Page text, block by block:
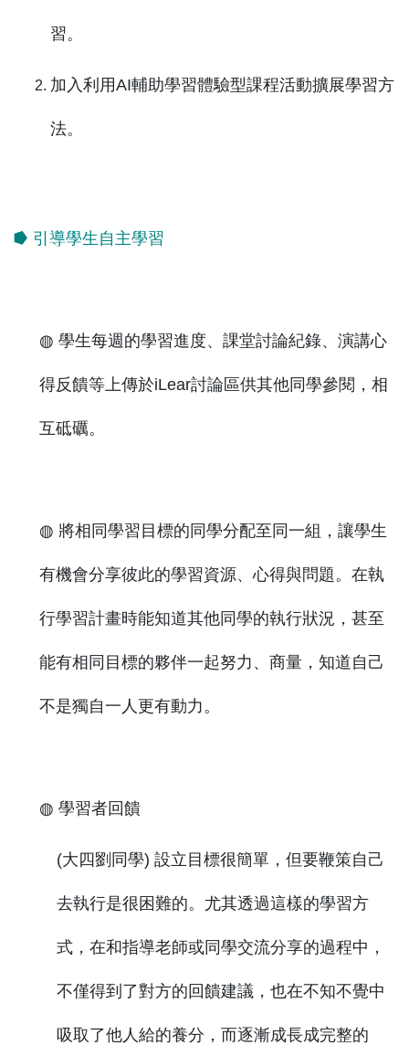
習。
加入利用AI輔助學習體驗型課程活動擴展學習方
法。
⭓ 引導學生自主學習
◍ 學生每週的學習進度、課堂討論紀錄、演講心
得反饋等上傳於iLear討論區供其他同學參閱，相
互砥礪。
◍ 將相同學習目標的同學分配至同一組，讓學生
有機會分享彼此的學習資源、心得與問題。在執
行學習計畫時能知道其他同學的執行狀況，甚至
能有相同目標的夥伴一起努力、商量，知道自己
不是獨自一人更有動力。
◍ 學習者回饋
(大四劉同學) 設立目標很簡單，但要鞭策自己
去執行是很困難的。尤其透過這樣的學習方
式，在和指導老師或同學交流分享的過程中，
不僅得到了對方的回饋建議，也在不知不覺中
吸取了他人給的養分，而逐漸成長成完整的